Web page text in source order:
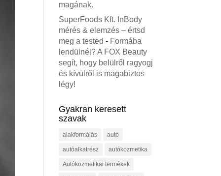
magának.
SuperFoods Kft. InBody
mérés & elemzés – értsd
meg a tested - Formába
lendülnél? A FOX Beauty
segít, hogy belülről ragyogj
és kívülről is magabiztos
légy!
Gyakran keresett
szavak
alakformálás autó
autóalkatrész autókozmetika
Autókozmetikai termékek